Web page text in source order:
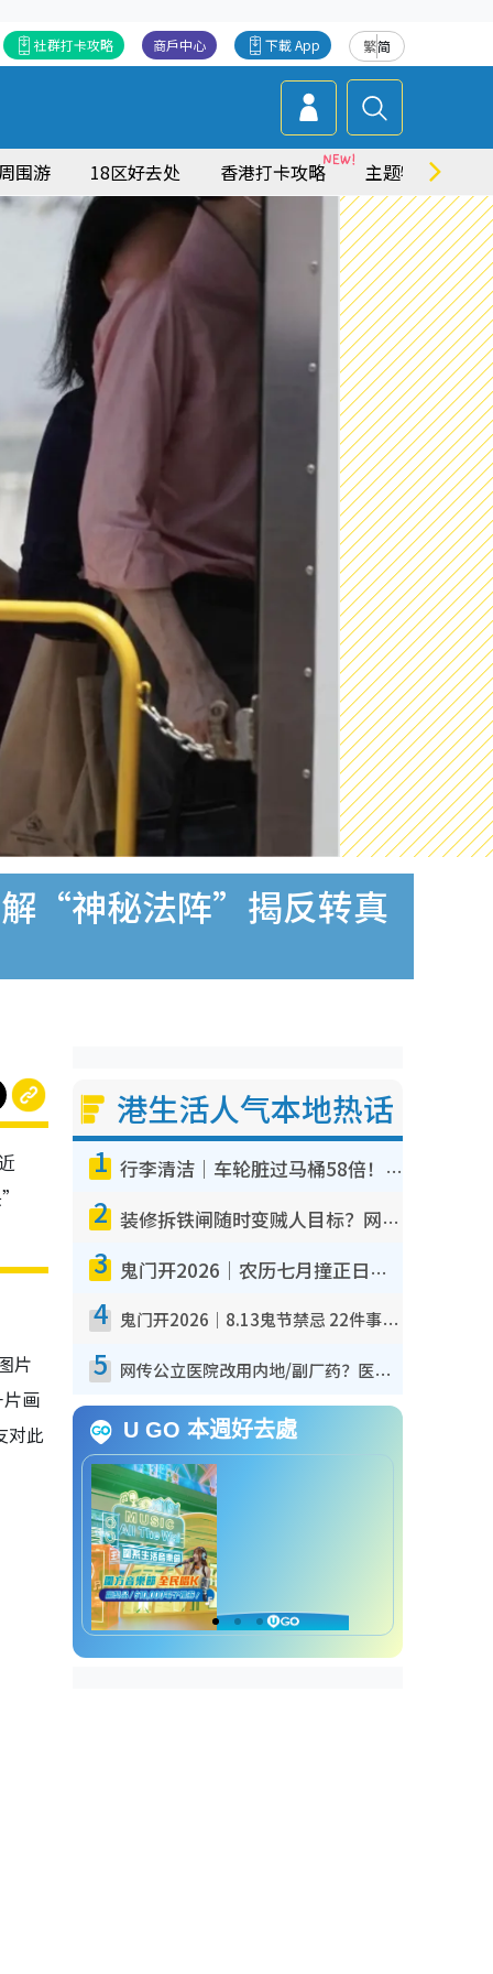
繁简
下載 App
商戶中心
社群打卡攻略
围游 18区好去处 香港打卡攻略 主题特集
解“神秘法阵”揭反转真
片
画
对此
港生活人气本地热话
1 行李清洁｜车轮脏过马桶58倍！专家警告忌用酒精擦 教1招免脏手除菌
2 装修拆铁闸随时变贼人目标？网友揭2大关键用途：装新款等于白装？附新旧铁闸分别
3 鬼门开2026｜农历七月撞正日全食特别邪？专家警告切忌做一事！揭4大禁忌+2招保平安
4 鬼门开2026｜8.13鬼节禁忌 22件事不能做！烧肉、刺身要少食？半夜勿吹口哨/打给个电话
5 网传公立医院改用内地/副厂药？医生拆解正副厂分别，揭4类人换药随时出事
U GO 本週好去處